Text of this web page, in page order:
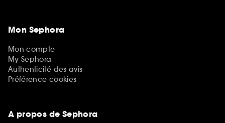
Mon Sephora
Mon compte
My Sephora
Authenticité des avis
Préférence cookies
A propos de Sephora